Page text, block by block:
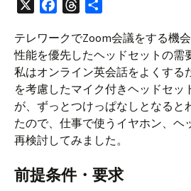
c
e
b
o
o
k
r
e
a
d
s
テレワークでZoom会議をする機
性能を優先したヘッドセットの需
私はオンライン英会話をよくする
を考慮したマイク付きヘッドセッ
が、ずっとつけっぱなしとなると
たので、仕事で使うイヤホン、ヘ
再検討してみました。
前提条件・要求